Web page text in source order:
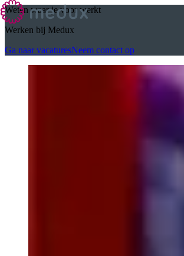
Weten waar je voor werkt
Werken bij Medux
Ga naar vacaturesNeem contact op